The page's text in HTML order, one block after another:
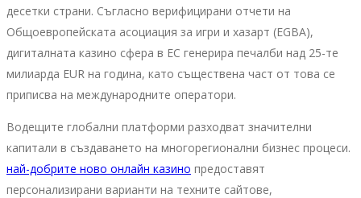
десетки страни. Съгласно верифицирани отчети на
Общоевропейската асоциация за игри и хазарт (EGBA),
дигиталната казино сфера в ЕС генерира печалби над 25-те
милиарда EUR на година, като съществена част от това се
приписва на международните оператори.
Водещите глобални платформи разходват значителни
капитали в създаването на многорегионални бизнес процеси.
най-добрите ново онлайн казино предоставят
персонализирани варианти на техните сайтове,